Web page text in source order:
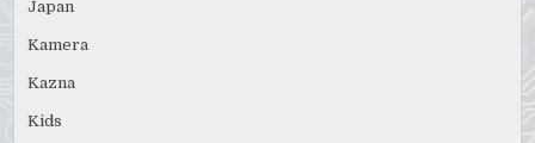
Japan
Kamera
Kazna
Kids